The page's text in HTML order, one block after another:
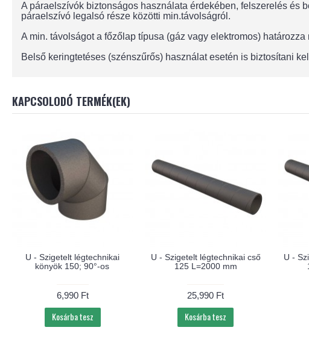
A páraelszívók biztonságos használata érdekében, felszerelés és
páraelszívó legalsó része közötti min.távolságról.
A min. távolságot a főzőlap típusa (gáz vagy elektromos)
Belső keringtetéses (szénszűrős) használat esetén is biztosítani
KAPCSOLODÓ TERMÉK(EK)
U - Szigetelt légtechnikai
könyök 150; 90°-os
6,990 Ft
Kosárba tesz
U - Szigetelt légtechnikai cső
125 L=2000 mm
25,990 Ft
Kosárba tesz
U -